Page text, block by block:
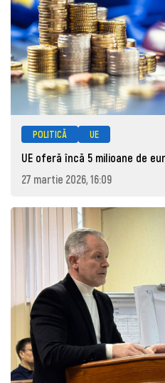
POLITICĂ UE
UE oferă încă 5 milioane de
27 martie 2026, 16:09